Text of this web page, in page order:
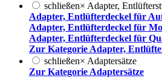
schließen× Adapter,
Adapter, Entlüfterdeckel für
Adapter, Entlüfterdeckel für
Adapter, Entlüfterdeckel für
Zur Kategorie Adapter,
schließen× Adaptersätze
Zur Kategorie Adaptersätze